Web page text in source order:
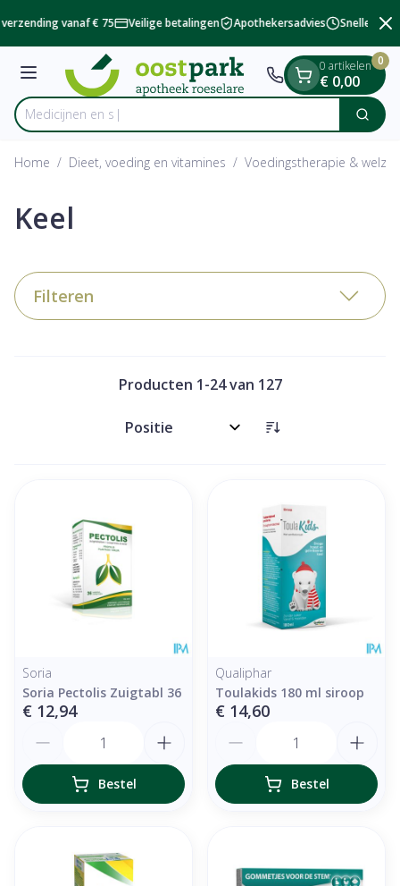
vanaf € 75 Veilige betalingen Apothekersadvies Snelle
Menu
Product, merk, categorie... Zoek
0 artikelen
€ 0,00
0
Home / Dieet, voeding en vitamines / Voedingstherapie & welzijn
Keel
Filteren
Producten 1-24van 127
Sorteer op:
Soria
Soria Pectolis Zuigtabl 36
€ 12,94
Bestel
Qualiphar
Toulakids 180 ml siroop
€ 14,60
Bestel